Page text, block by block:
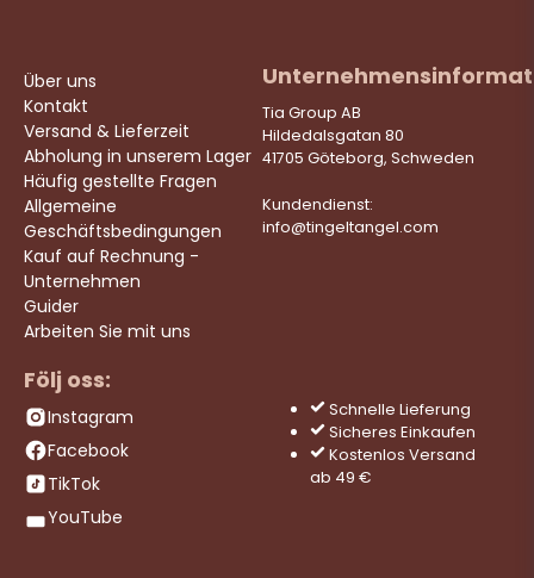
Über uns
Kontakt
Versand & Lieferzeit
Abholung in unserem Lager
Häufig gestellte Fragen
Allgemeine
Geschäftsbedingungen
Kauf auf Rechnung -
Unternehmen
Guider
Arbeiten Sie mit uns
Tia Group AB
Hildedalsgatan 80
41705 Göteborg, Schweden
Kundendienst:
info@tingeltangel.com
Följ oss:
Instagram
Facebook
TikTok
YouTube
Schnelle Lieferung
Sicheres Einkaufen
Kostenlos Versand
ab 49 €